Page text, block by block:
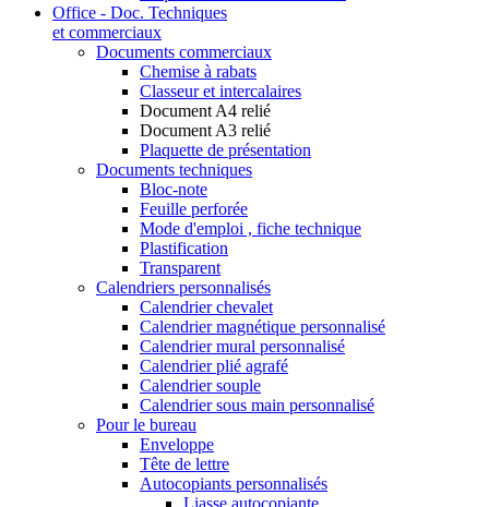
Office - Doc. Techniques
et commerciaux
Documents commerciaux
Chemise à rabats
Classeur et intercalaires
Document A4 relié
Document A3 relié
Plaquette de présentation
Documents techniques
Bloc-note
Feuille perforée
Mode d'emploi , fiche technique
Plastification
Transparent
Calendriers personnalisés
Calendrier chevalet
Calendrier magnétique personnalisé
Calendrier mural personnalisé
Calendrier plié agrafé
Calendrier souple
Calendrier sous main personnalisé
Pour le bureau
Enveloppe
Tête de lettre
Autocopiants personnalisés
Liasse autocopiante